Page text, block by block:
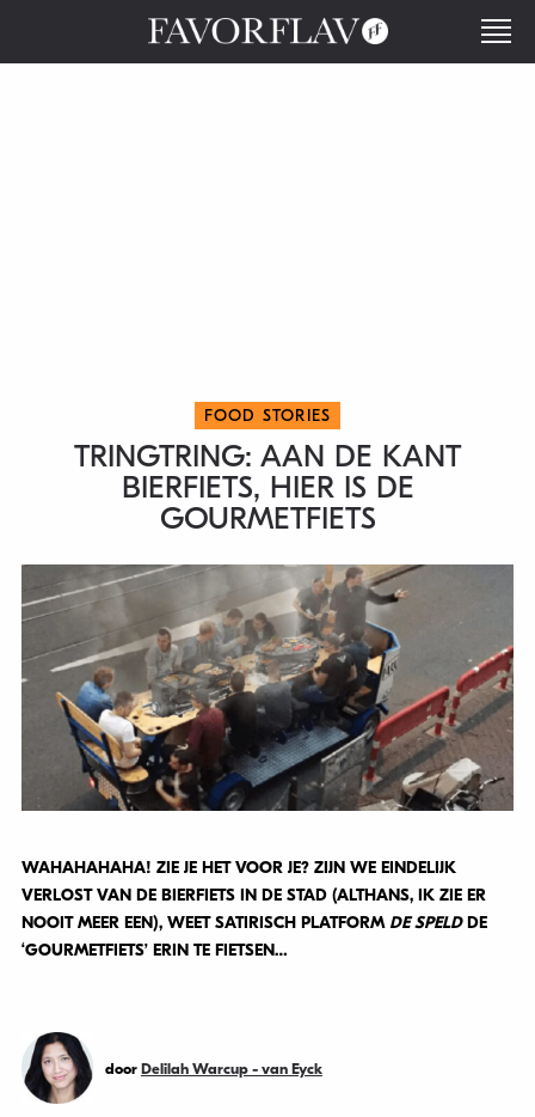
FOOD STORIES
TRINGTRING: AAN DE KANT
BIERFIETS, HIER IS DE
GOURMETFIETS
WAHAHAHAHA! ZIE JE HET VOOR JE? ZIJN WE EINDELIJK
VERLOST VAN DE BIERFIETS IN DE STAD (ALTHANS, IK ZIE ER
NOOIT MEER EEN), WEET SATIRISCH PLATFORM DE SPELDDE
‘GOURMETFIETS’ ERIN TE FIETSEN…
door Delilah Warcup - van Eyck